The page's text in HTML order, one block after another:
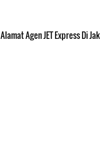
Alamat Agen JET Express Di